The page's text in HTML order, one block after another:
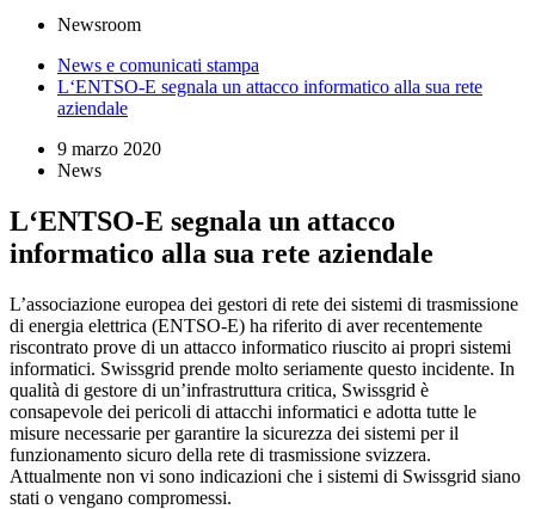
Newsroom
News e comunicati stampa
L‘ENTSO-E segnala un attacco informatico alla sua rete
aziendale
9 marzo 2020
News
L‘ENTSO-E segnala un attacco
informatico alla sua rete aziendale
L’associazione europea dei gestori di rete dei sistemi di trasmissione
di energia elettrica (ENTSO-E) ha riferito di aver recentemente
riscontrato prove di un attacco informatico riuscito ai propri sistemi
informatici. Swissgrid prende molto seriamente questo incidente. In
qualità di gestore di un’infrastruttura critica, Swissgrid è
consapevole dei pericoli di attacchi informatici e adotta tutte le
misure necessarie per garantire la sicurezza dei sistemi per il
funzionamento sicuro della rete di trasmissione svizzera.
Attualmente non vi sono indicazioni che i sistemi di Swissgrid siano
stati o vengano compromessi.